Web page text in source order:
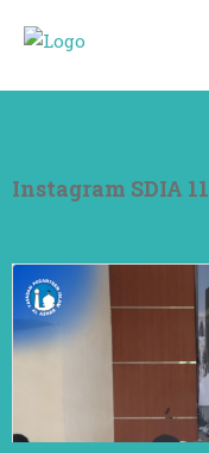
Instagram SDIA 11